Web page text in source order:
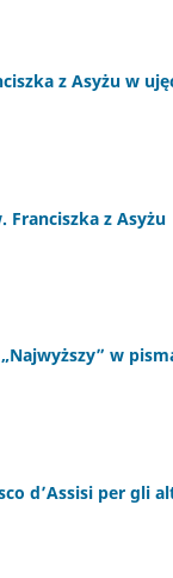
z Asyżu w
Franciszka z Asyżu
w
d’Assisi per gli